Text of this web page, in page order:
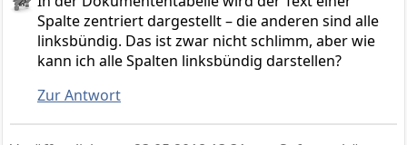
Spalte zentriert dargestellt – die anderen sind alle
linksbündig. Das ist zwar nicht schlimm, aber wie
kann ich alle Spalten linksbündig darstellen?
Zur Antwort